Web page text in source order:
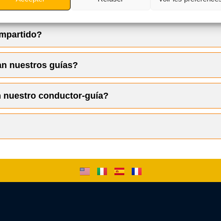
30% vía PayPal.
en efectivo a la llegada(Euros o Dirhams
su propio guía y transporte.
en pequeños grupos disponibles bajo solicitud.
nuestros guías?
nuestro conductor-guía?
desde un punto de encuentro enviado por email.
llevará un cartel con su nombre.
712